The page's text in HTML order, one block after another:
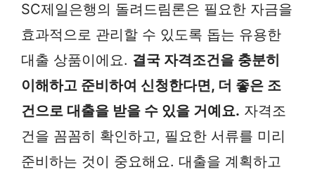
SC제일은행의 돌려드림론은 필요한 자금을
효과적으로 관리할 수 있도록 돕는 유용한
대출 상품이에요. 결국 자격조건을 충분히
이해하고 준비하여 신청한다면, 더 좋은 조
건으로 대출을 받을 수 있을 거예요. 자격조
건을 꼼꼼히 확인하고, 필요한 서류를 미리
준비하는 것이 중요해요. 대출을 계획하고